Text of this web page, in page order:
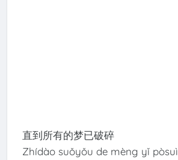
直到所有的梦已破碎
Zhídào suǒyǒu de mèng yǐ pòsuì